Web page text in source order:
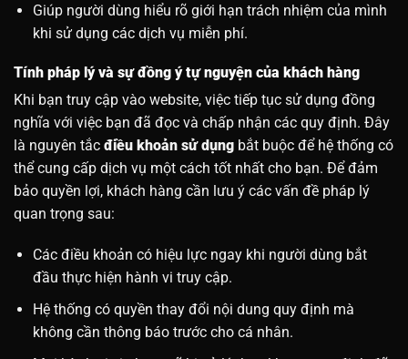
Giúp người dùng hiểu rõ giới hạn trách nhiệm của mình
khi sử dụng các dịch vụ miễn phí.
Tính pháp lý và sự đồng ý tự nguyện của khách hàng
Khi bạn truy cập vào website, việc tiếp tục sử dụng đồng
nghĩa với việc bạn đã đọc và chấp nhận các quy định. Đây
là nguyên tắc điều khoản sử dụng bắt buộc để hệ thống có
thể cung cấp dịch vụ một cách tốt nhất cho bạn. Để đảm
bảo quyền lợi, khách hàng cần lưu ý các vấn đề pháp lý
quan trọng sau:
Các điều khoản có hiệu lực ngay khi người dùng bắt
đầu thực hiện hành vi truy cập.
Hệ thống có quyền thay đổi nội dung quy định mà
không cần thông báo trước cho cá nhân.